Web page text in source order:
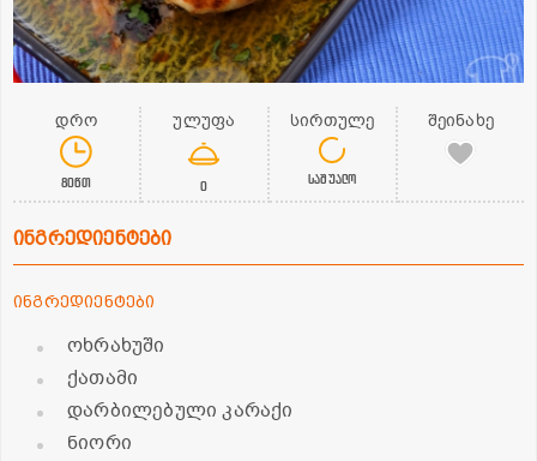
დრო
80წთ
ულუფა
0
სირთულე
საშუალო
შეინახე
ინგრედიენტები
ინგრედიენტები
ოხრახუში
ქათამი
დარბილებული კარაქი
ნიორი